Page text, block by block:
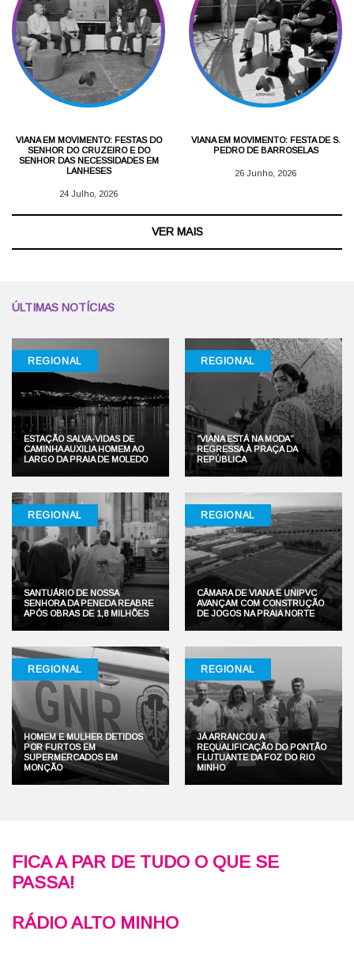
VIANA EM MOVIMENTO: FESTAS DO
SENHOR DO CRUZEIRO E DO
SENHOR DAS NECESSIDADES EM
LANHESES
24 Julho, 2026
VIANA EM MOVIMENTO: FESTA DE S.
PEDRO DE BARROSELAS
26 Junho, 2026
VER MAIS
ÚLTIMAS NOTÍCIAS
REGIONAL
ESTAÇÃO SALVA-VIDAS DE
CAMINHA AUXILIA HOMEM AO
LARGO DA PRAIA DE MOLEDO
REGIONAL
“VIANA ESTÁ NA MODA”
REGRESSA À PRAÇA DA
REPÚBLICA
REGIONAL
SANTUÁRIO DE NOSSA
SENHORA DA PENEDA REABRE
APÓS OBRAS DE 1,8 MILHÕES
REGIONAL
CÂMARA DE VIANA E UNIPVC
AVANÇAM COM CONSTRUÇÃO
DE JOGOS NA PRAIA NORTE
REGIONAL
HOMEM E MULHER DETIDOS
POR FURTOS EM
SUPERMERCADOS EM
MONÇÃO
REGIONAL
JÁ ARRANCOU A
REQUALIFICAÇÃO DO PONTÃO
FLUTUANTE DA FOZ DO RIO
MINHO
FICA A PAR DE TUDO O QUE SE
PASSA!
RÁDIO ALTO MINHO